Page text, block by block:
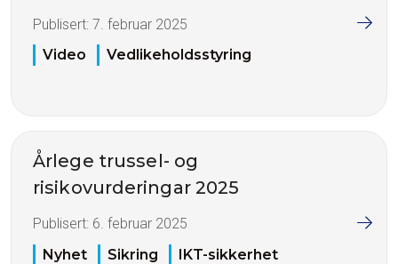
Publisert: 7. februar 2025
Video
Vedlikeholdsstyring
Årlege trussel- og
risikovurderingar 2025
Publisert: 6. februar 2025
Nyhet
Sikring IKT-sikkerhet